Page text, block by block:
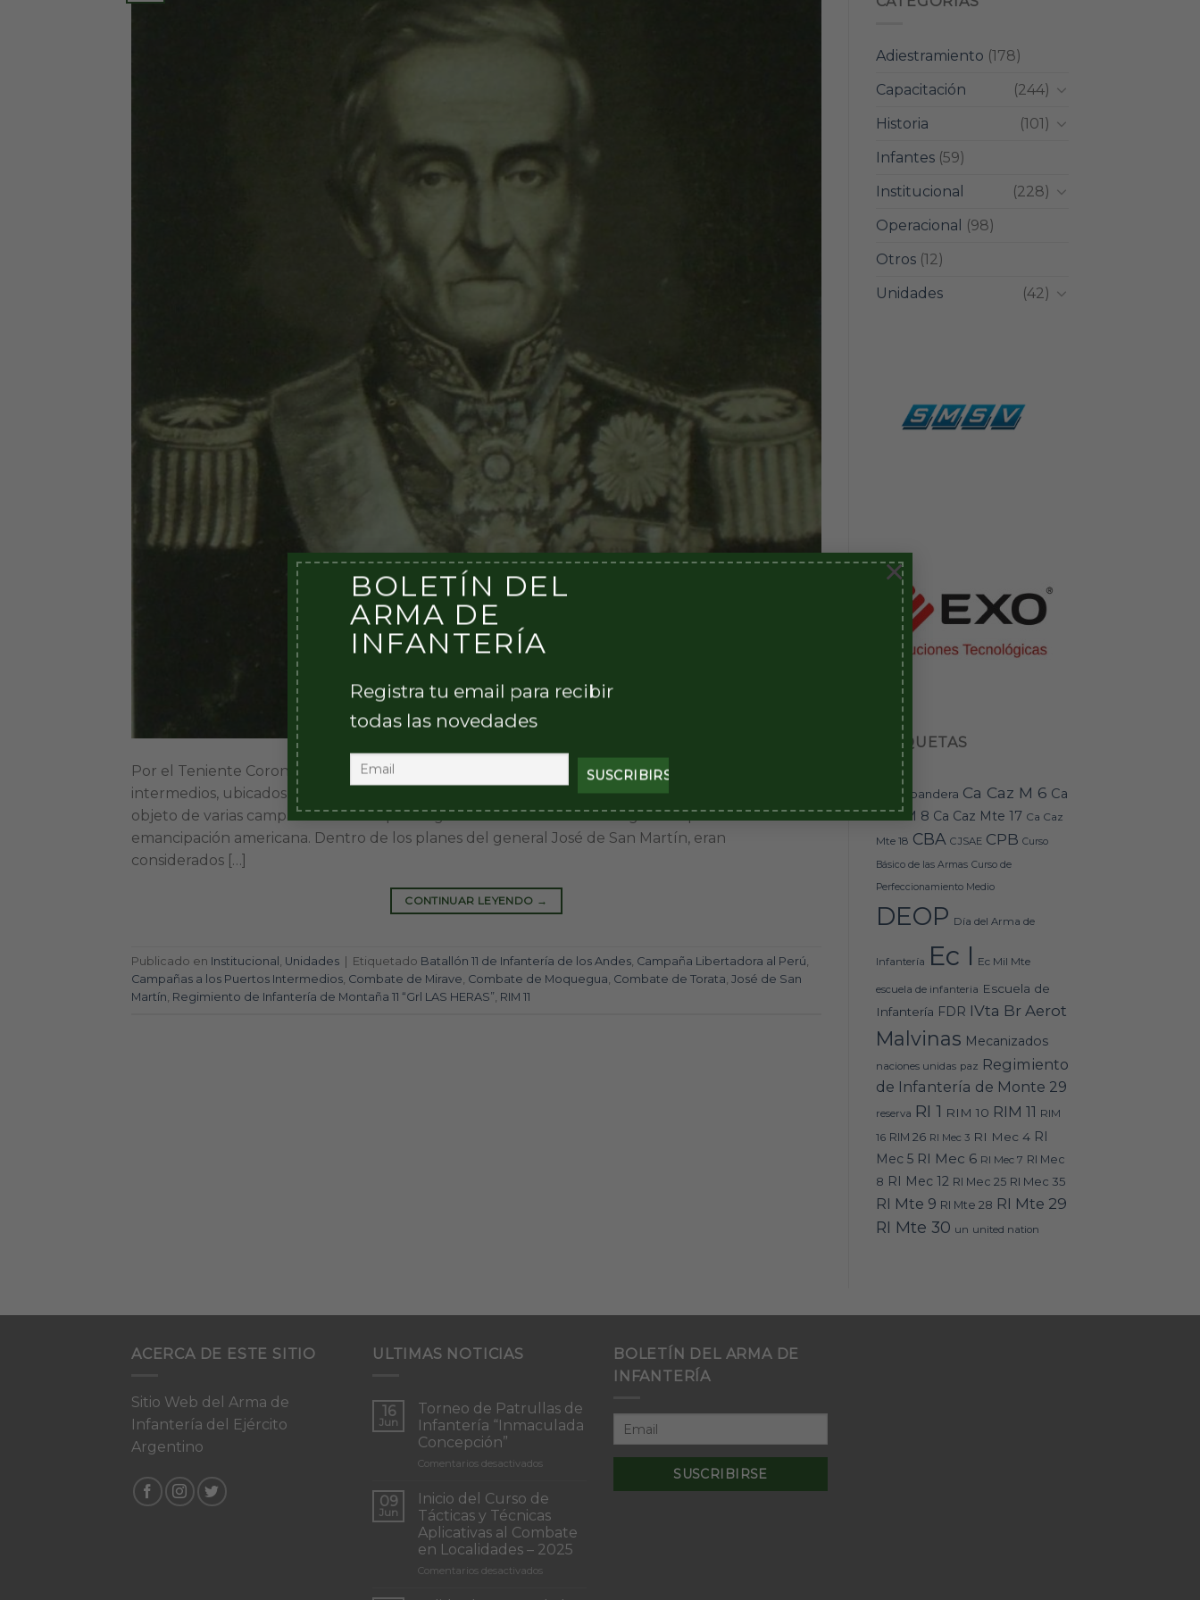
BOLETÍN DEL
ARMA DE
INFANTERÍA
Registra tu email para recibir
todas las novedades
×
Por el Teniente Coronel de Infantería CARLOS MARÍA FRAQUELLI RESUMEN Los puertos
intermedios, ubicados sobre las costas peruanas del Océano Pacífico y al sur del Callao, fueron
objeto de varias campañas militares para lograr su control durante las guerras por la
emancipación americana. Dentro de los planes del general José de San Martín, eran
considerados […]
CONTINUAR LEYENDO →
Publicado en Institucional , Unidades Etiquetado Batallón 11 de Infantería de los Andes, Campaña Libertadora al Perú,
Campañas a los Puertos Intermedios, Combate de Mirave, Combate de Moquegua, Combate de Torata, José de San
Martín, Regimiento de Infantería de Montaña 11 “Grl LAS HERAS”, RIM 11
Adiestramiento (178)
Capacitación
(244)
Historia
(101)
Infantes(59)
Institucional
(228)
Operacional
(98)
Otros(12)
Unidades
(42)
ETIQUETAS
BAI-11 bandera Ca Caz M 6 Ca
Caz M 8 Ca Caz Mte 17 Ca Caz
Mte 18 CBA CJSAE CPB Curso
Básico de las Armas Curso de
Perfeccionamiento Medio
DEOP Día del Arma de
Infantería Ec I Ec Mil Mte
escuela de infanteria Escuela de
Infantería FDR IVta Br Aerot
Malvinas Mecanizados
naciones unidas paz Regimiento
de Infantería de Monte 29
reserva RI 1 RIM 10 RIM 11 RIM
16 RIM 26 RI Mec 3 RI Mec 4 RI
Mec 5 RI Mec 6 RI Mec 7 RI Mec
8 RI Mec 12 RI Mec 25 RI Mec 35
RI Mte 9 RI Mte 28 RI Mte 29
RI Mte 30 un united nation
ACERCA DE ESTE SITIO
Sitio Web del Arma de
Infantería del Ejército
Argentino
ULTIMAS NOTICIAS
16
Jun
Torneo de Patrullas de
Infantería “Inmaculada
Concepción”
Comentarios desactivadosen
de
de
Infantería
“Inmaculada
09
Jun
Inicio del Curso de
Tácticas y Técnicas
Aplicativas al Combate
en Localidades – 2025
Comentarios desactivadosen
BOLETÍN DEL ARMA DE
INFANTERÍA